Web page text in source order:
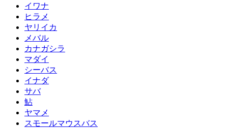
イワナ
ヒラメ
ヤリイカ
メバル
カナガシラ
マダイ
シーバス
イナダ
サバ
鮎
ヤマメ
スモールマウスバス